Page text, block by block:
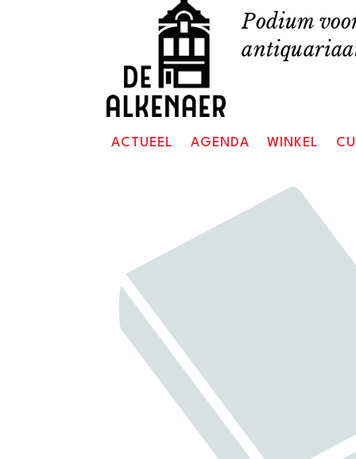
Podium
ACTUEEL AGENDA WINKEL